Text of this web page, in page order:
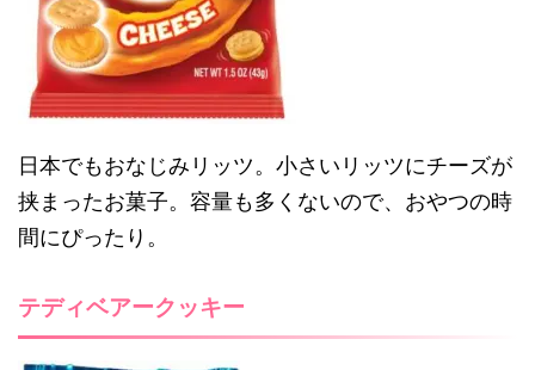
日本でもおなじみリッツ。小さいリッツにチーズが
挟まったお菓子。容量も多くないので、おやつの時
間にぴったり。
テディベアークッキー